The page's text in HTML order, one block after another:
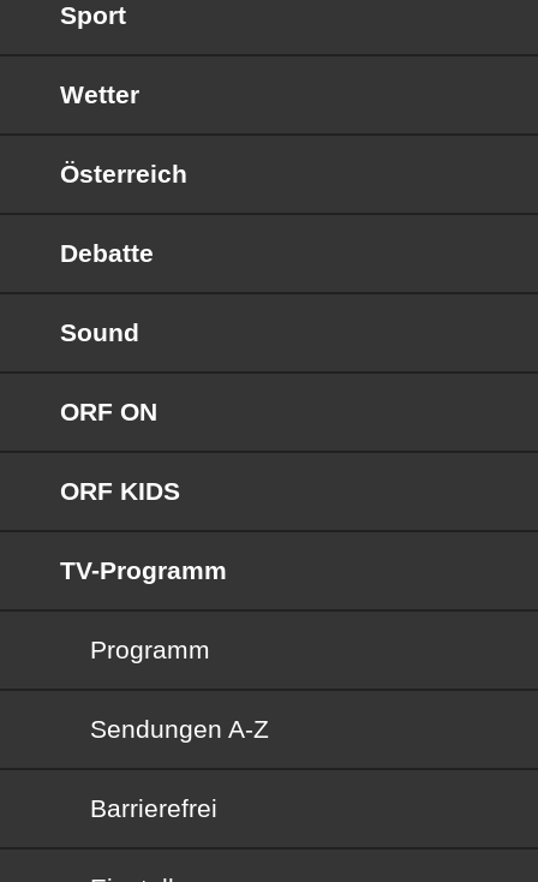
Sport
Wetter
Österreich
Debatte
Sound
ORF ON
ORF KIDS
TV-Programm
Programm
Sendungen von A bis Z
Sendungen A-Z
Barrierefrei
Barrierefrei